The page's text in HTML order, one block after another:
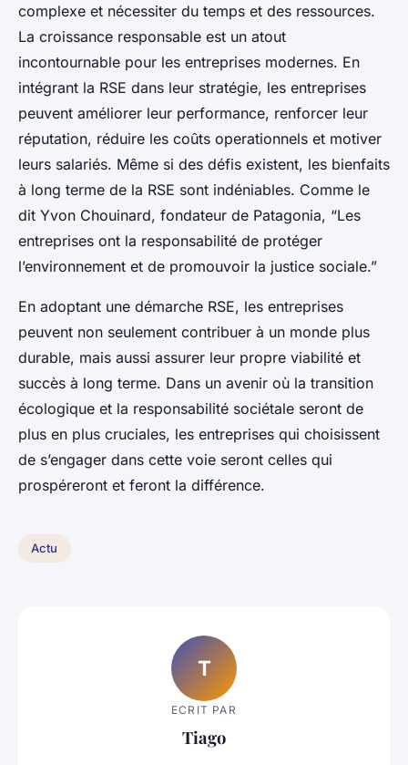
complexe et nécessiter du temps et des ressources.
La croissance responsable est un atout
incontournable pour les entreprises modernes. En
intégrant la RSE dans leur stratégie, les entreprises
peuvent améliorer leur performance, renforcer leur
réputation, réduire les coûts operationnels et motiver
leurs salariés. Même si des défis existent, les bienfaits
à long terme de la RSE sont indéniables. Comme le
dit Yvon Chouinard, fondateur de Patagonia, “Les
entreprises ont la responsabilité de protéger
l’environnement et de promouvoir la justice sociale.”
En adoptant une démarche RSE, les entreprises
peuvent non seulement contribuer à un monde plus
durable, mais aussi assurer leur propre viabilité et
succès à long terme. Dans un avenir où la transition
écologique et la responsabilité sociétale seront de
plus en plus cruciales, les entreprises qui choisissent
de s’engager dans cette voie seront celles qui
prospéreront et feront la différence.
Actu
T
ECRIT PAR
Tiago